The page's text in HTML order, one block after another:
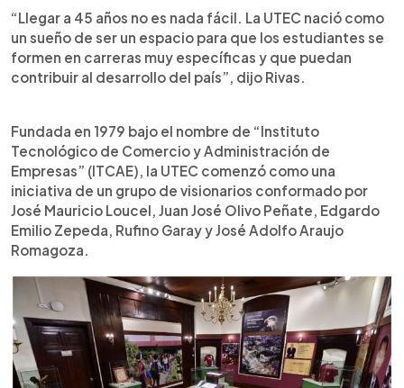
“Llegar a 45 años no es nada fácil. La UTEC nació como
un sueño de ser un espacio para que los estudiantes se
formen en carreras muy específicas y que puedan
contribuir al desarrollo del país”, dijo Rivas.
Fundada en 1979 bajo el nombre de “Instituto
Tecnológico de Comercio y Administración de
Empresas” (ITCAE), la UTEC comenzó como una
iniciativa de un grupo de visionarios conformado por
José Mauricio Loucel, Juan José Olivo Peñate, Edgardo
Emilio Zepeda, Rufino Garay y José Adolfo Araujo
Romagoza.